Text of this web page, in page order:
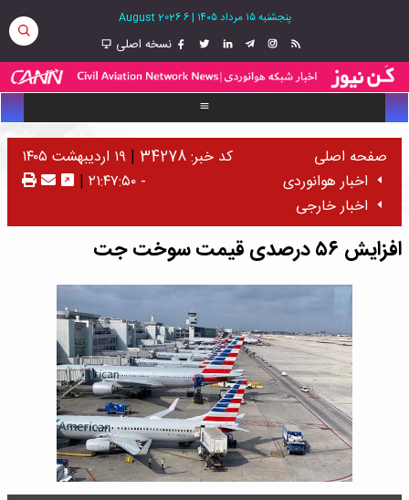
پنجشنبه ۱۵ مرداد ۱۴۰۵ |
6 August 2026
نسخه اصلی
صفحه اصلی
اخبار هوانوردی
اخبار خارجی
کد خبر: 34278 |
۱۹ اردیبهشت ۱۴۰۵
- ۲۱:۴۷:۵۰
|
افزایش ۵۶ درصدی قیمت سوخت جت